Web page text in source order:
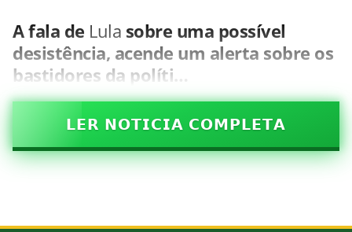
A fala de Lula sobre uma possível
desistência, acende um alerta sobre os
bastidores da políti…
𝗟𝗘𝗥 𝗡𝗢𝗧𝗜𝗖𝗜𝗔 𝗖𝗢𝗠𝗣𝗟𝗘𝗧𝗔